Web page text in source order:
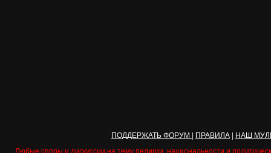
ПОДДЕРЖАТЬ ФОРУМ ПРАВИЛА
НАШ
Любые споры и дискуссии на тему религии, национальности и